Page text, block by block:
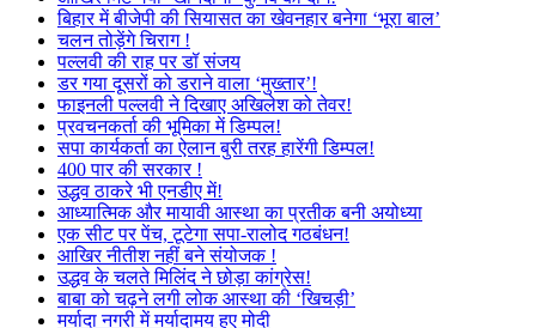
बिहार में बीजेपी की सियासत का खेवनहार बनेगा ‘भूरा बाल’
चलन तोड़ेंगे चिराग !
पल्लवी की राह पर डॉ संजय
डर गया दूसरों को डराने वाला ‘मुख्तार’!
फाइनली पल्लवी ने दिखाए अखिलेश को तेवर!
प्रवचनकर्ता की भूमिका में डिम्पल!
सपा कार्यकर्ता का ऐलान बुरी तरह हारेंगी डिम्पल!
400 पार की सरकार !
उद्धव ठाकरे भी एनडीए में!
आध्यात्मिक और मायावी आस्था का प्रतीक बनी अयोध्या
एक सीट पर पेंच, टूटेगा सपा-रालोद गठबंधन!
आखिर नीतीश नहीं बने संयोजक !
उद्धव के चलते मिलिंद ने छोड़ा कांग्रेस!
बाबा को चढ़ने लगी लोक आस्था की ‘खिचड़ी’
मर्यादा नगरी में मर्यादामय हुए मोदी